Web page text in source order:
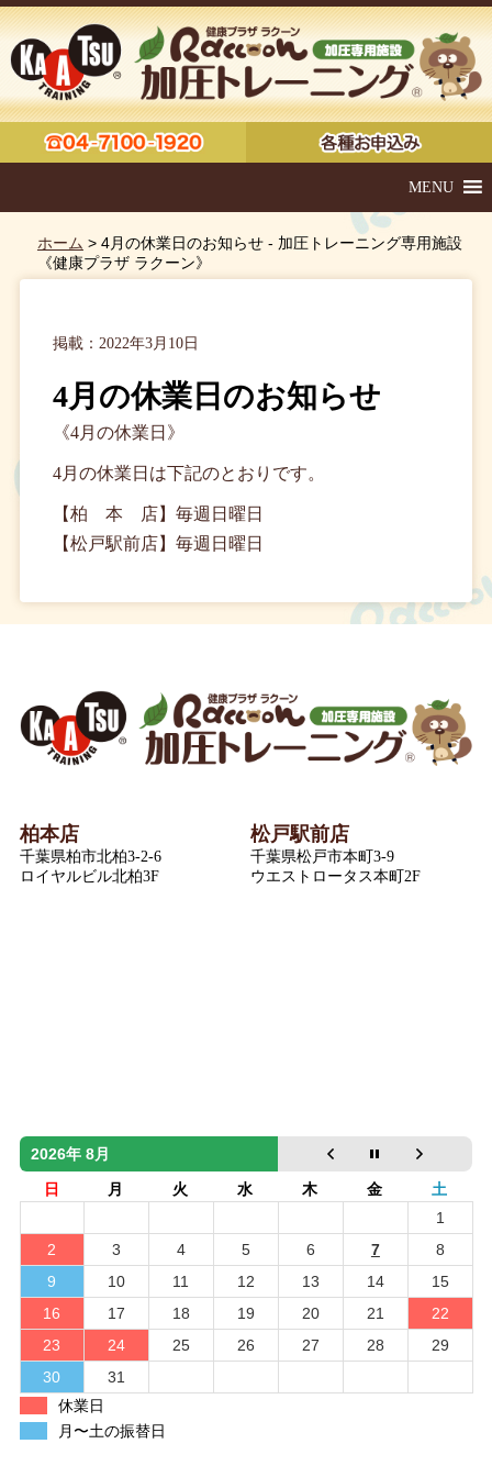
MENU
ホーム > 4月の休業日のお知らせ - 加圧トレーニング専用施設
《健康プラザ ラクーン》
掲載：2022年3月10日
4月の休業日のお知らせ
《4月の休業日》
4月の休業日は下記のとおりです。
【柏 本 店】毎週日曜日
【松戸駅前店】毎週日曜日
柏本店
千葉県柏市北柏3-2-6
ロイヤルビル北柏3F
松戸駅前店
千葉県松戸市本町3-9
ウエストロータス本町2F
2026年 8月
日
月 火 水 木 金
土
1
2
3 4 5 6 7
8
9
10 11 12 13 14
15
16
17 18 19 20 21
22
23
24 25 26 27 28
29
30
31
休業日
月〜土の振替日